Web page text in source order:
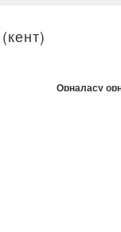
(кент)
Орналасу